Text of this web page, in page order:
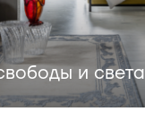
и света